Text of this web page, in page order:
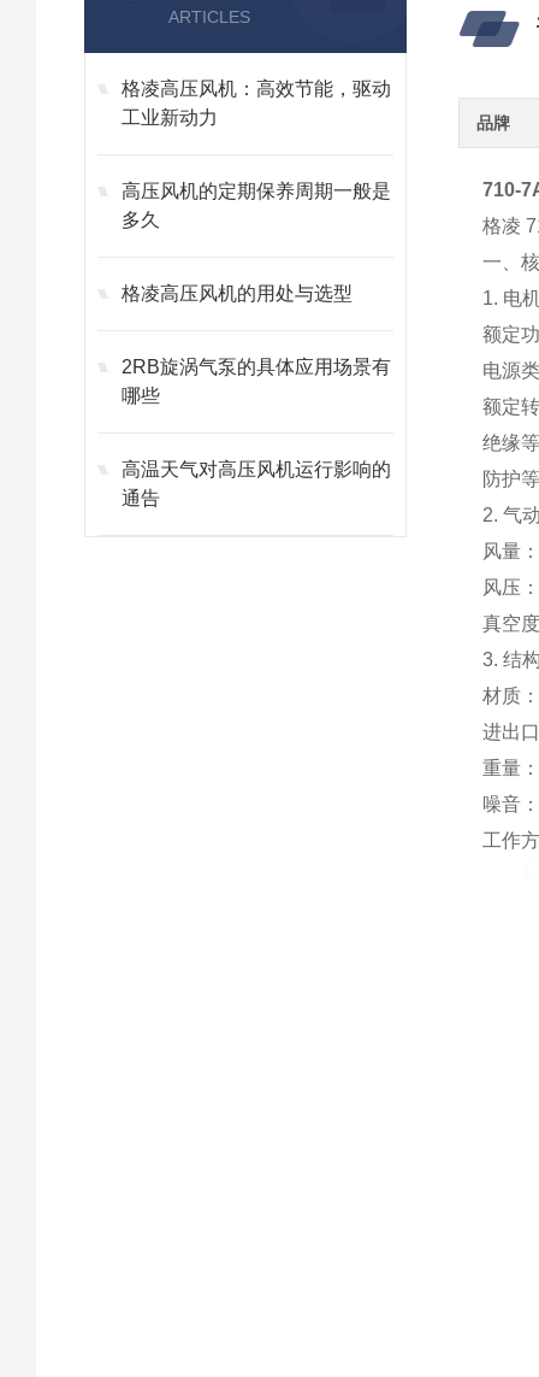
ARTICLES
格凌高压风机：高效节能，驱动
工业新动力
高压风机的定期保养周期一般是
多久
格凌高压风机的用处与选型
2RB旋涡气泵的具体应用场景有
哪些
高温天气对高压风机运行影响的
通告
品牌
710-
格凌
一、
1. 电
额定
电源
额定
绝缘
防护
2. 气
风量
风压
真空
3. 结
材质
进出
重量
噪音
工作